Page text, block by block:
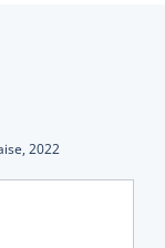
2022